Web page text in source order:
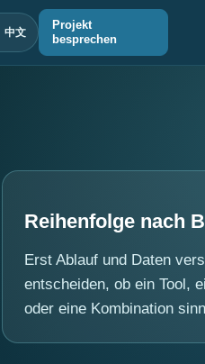
中文
Projekt
besprechen
Reihenfolge nach
Erst Ablauf und Daten
entscheiden, ob ein Tool,
oder eine Kombination